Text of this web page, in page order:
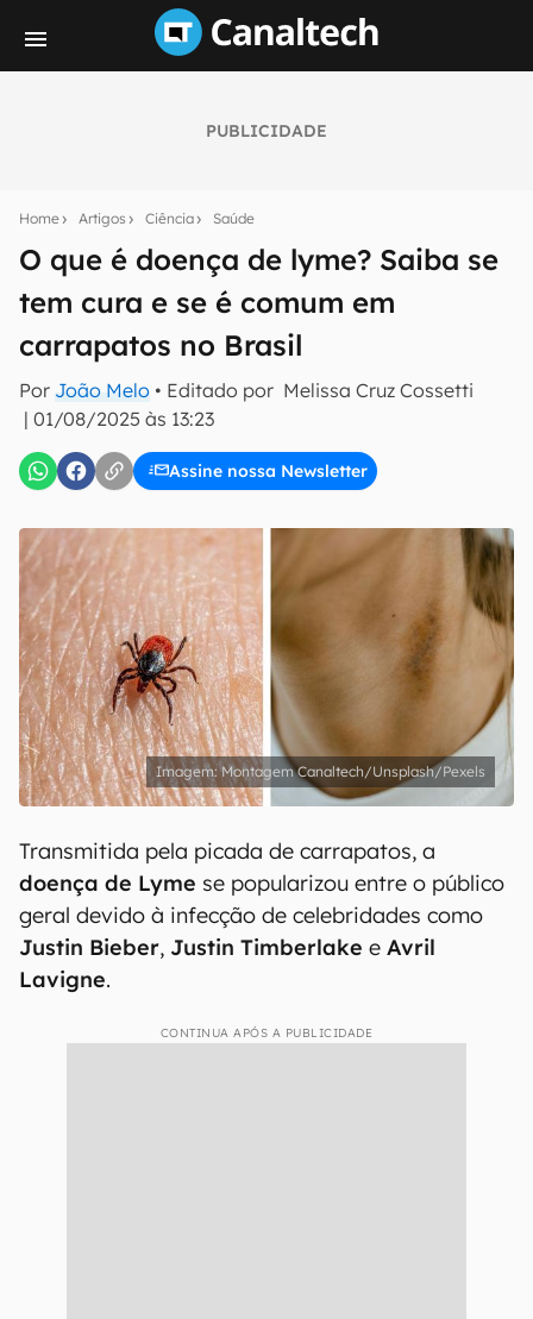
PUBLICIDADE
Home Artigos Ciência Saúde
O que é doença de lyme? Saiba se
tem cura e se é comum em
carrapatos no Brasil
Por João Melo • Editado por Melissa Cruz Cossetti
| 01/08/2025 às 13:23
Assine nossa Newsletter
notícias e reviews sobre tecnologia em primeira
E-mail
inscreva-se
Confirmo que li, aceito e concordo com os Termos de
Uso e Política de Privacidade do Canaltech.
Montagem Canaltech/Unsplash/Pexels
Transmitida pela picada de carrapatos, a
doença de Lyme se popularizou entre o público
geral devido à infecção de celebridades como
Justin Bieber, Justin Timberlake e Avril
Lavigne.
CONTINUA APÓS A PUBLICIDADE